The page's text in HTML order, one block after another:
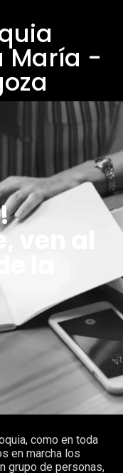
María -
al
la
como en toda
en marcha los
grupo de personas,